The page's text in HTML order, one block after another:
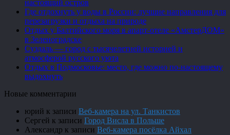
настоящий остров
Где отдохнуть у воды в России: лучшие направления для
перезагрузки и отдыха на природе
Отдых у Балтийского моря в апарт-отеле «АмстерДОМ»
в Зеленоградске
Суздаль — город с тысячелетней историей и
атмосферой русского уюта
Отдых в Подмосковье: место, где можно по-настоящему
выдохнуть
Новые комментарии
юрий к записи Веб-камера на ул. Танкистов
Сергей к записи Город Висла в Польше
Александр к записи Веб-камера посёлка Айхал